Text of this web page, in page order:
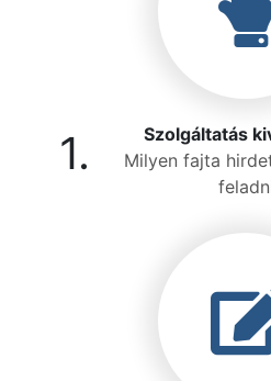
1.
Szolgáltatás
Milyen fajta